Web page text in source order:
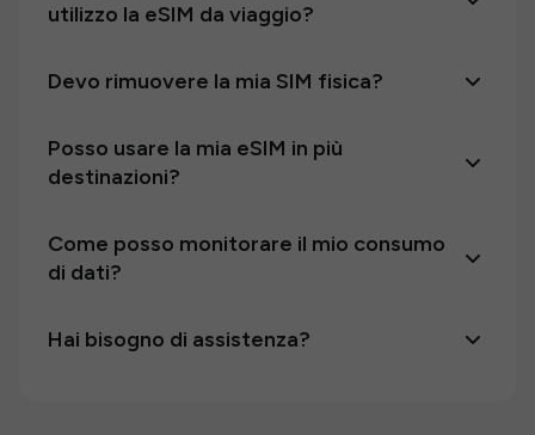
utilizzo la eSIM da viaggio?
Devo rimuovere la mia SIM fisica?
Posso usare la mia eSIM in più
destinazioni?
Come posso monitorare il mio consumo
di dati?
Hai bisogno di assistenza?